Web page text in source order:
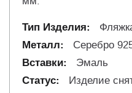
Серебро
Эмаль
Изделие